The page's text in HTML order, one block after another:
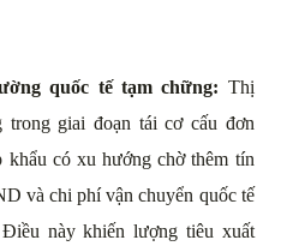
quốc tế tạm chững: Thị
giai đoạn tái cơ cấu đơn
khẩu có xu hướng chờ thêm tín
và chi phí vận chuyển quốc tế
này khiến lượng tiêu xuất